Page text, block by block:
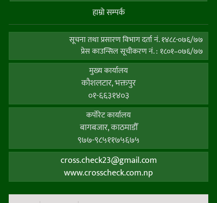
हाम्राे सम्पर्क
सूचना तथा प्रसारण विभाग दर्ता नं. १४८८-०७६/७७
प्रेस काउन्सिल सूचीकरण नं. : १८०१–०७६/७७
मुख्य कार्यालय
कौशलटार, भक्तपुर
०१-६६३१४०३
कर्पाेरेट कार्यालय
बागबजार, काठमाडौँ
९७७-९८५११७५६७५
cross.check23@gmail.com
www.crosscheck.com.np